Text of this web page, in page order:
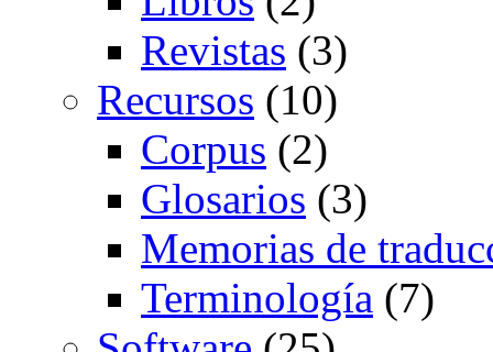
Revistas (3)
Recursos (10)
Corpus (2)
Glosarios (3)
Memorias de
Terminología (7)